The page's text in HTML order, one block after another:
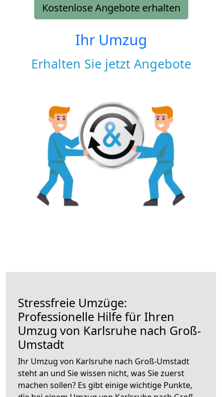
Kostenlose Angebote erhalten
Ihr Umzug
Erhalten Sie jetzt Angebote
Stressfreie Umzüge:
Professionelle Hilfe für Ihren
Umzug von Karlsruhe nach Groß-
Umstadt
Ihr Umzug von Karlsruhe nach Groß-Umstadt
steht an und Sie wissen nicht, was Sie zuerst
machen sollen? Es gibt einige wichtige Punkte,